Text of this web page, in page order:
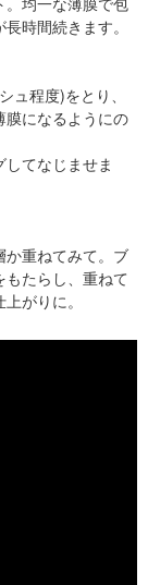
時間続きます。
ュ程度)をとり、
膜になるようにの
てなじませま
か重ねてみて。ブ
たらし、重ねて
がりに。